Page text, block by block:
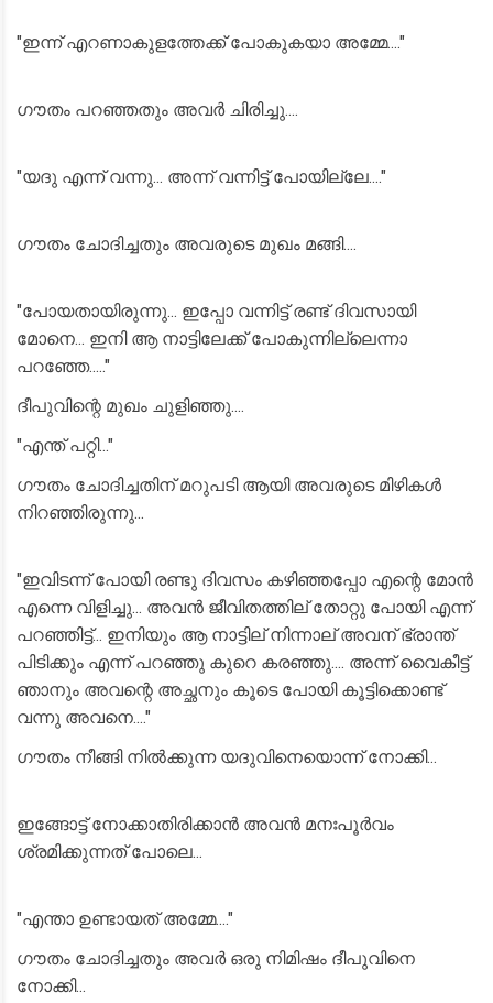
"ഇന്ന് എറണാകുളത്തേക്ക് പോകുകയാ അമ്മേ...."
ഗൗതം പറഞ്ഞതും അവർ ചിരിച്ചു....
"യദു എന്ന് വന്നു... അന്ന് വന്നിട്ട് പോയില്ലേ...."
ഗൗതം ചോദിച്ചതും അവരുടെ മുഖം മങ്ങി....
"പോയതായിരുന്നു... ഇപ്പോ വന്നിട്ട് രണ്ട് ദിവസായി
മോനെ... ഇനി ആ നാട്ടിലേക്ക് പോകുന്നില്ലെന്നാ
പറഞ്ഞേ....."
ദീപുവിന്റെ മുഖം ചുളിഞ്ഞു....
"എന്ത് പറ്റി..."
ഗൗതം ചോദിച്ചതിന് മറുപടി ആയി അവരുടെ മിഴികൾ
നിറഞ്ഞിരുന്നു...
"ഇവിടന്ന് പോയി രണ്ടു ദിവസം കഴിഞ്ഞപ്പോ എന്റെ മോൻ
എന്നെ വിളിച്ചു... അവൻ ജീവിതത്തില് തോറ്റു പോയി എന്ന്
പറഞ്ഞിട്ട്... ഇനിയും ആ നാട്ടില് നിന്നാല് അവന് ഭ്രാന്ത്‌
പിടിക്കും എന്ന് പറഞ്ഞു കുറെ കരഞ്ഞു.... അന്ന് വൈകീട്ട്
ഞാനും അവന്റെ അച്ഛനും കൂടെ പോയി കൂട്ടിക്കൊണ്ട്
വന്നു അവനെ...."
ഗൗതം നീങ്ങി നിൽക്കുന്ന യദുവിനെയൊന്ന് നോക്കി...
ഇങ്ങോട്ട് നോക്കാതിരിക്കാൻ അവൻ മനഃപൂർവം
ശ്രമിക്കുന്നത് പോലെ...
"എന്താ ഉണ്ടായത് അമ്മേ...."
ഗൗതം ചോദിച്ചതും അവർ ഒരു നിമിഷം ദീപുവിനെ
നോക്കി...